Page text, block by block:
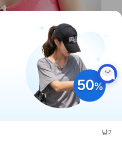
닫기
마이페이지